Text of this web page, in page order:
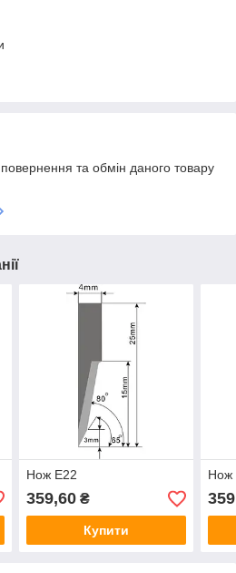
та обмін даного товару
Нож E22
359,60₴
Купити
Нож